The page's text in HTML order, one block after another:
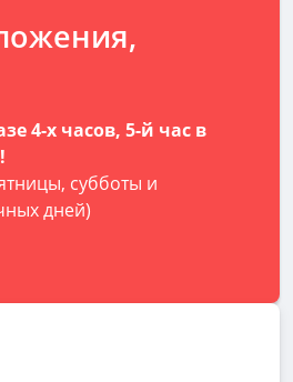
4-х часов, 5-й час в
субботы и
дней)